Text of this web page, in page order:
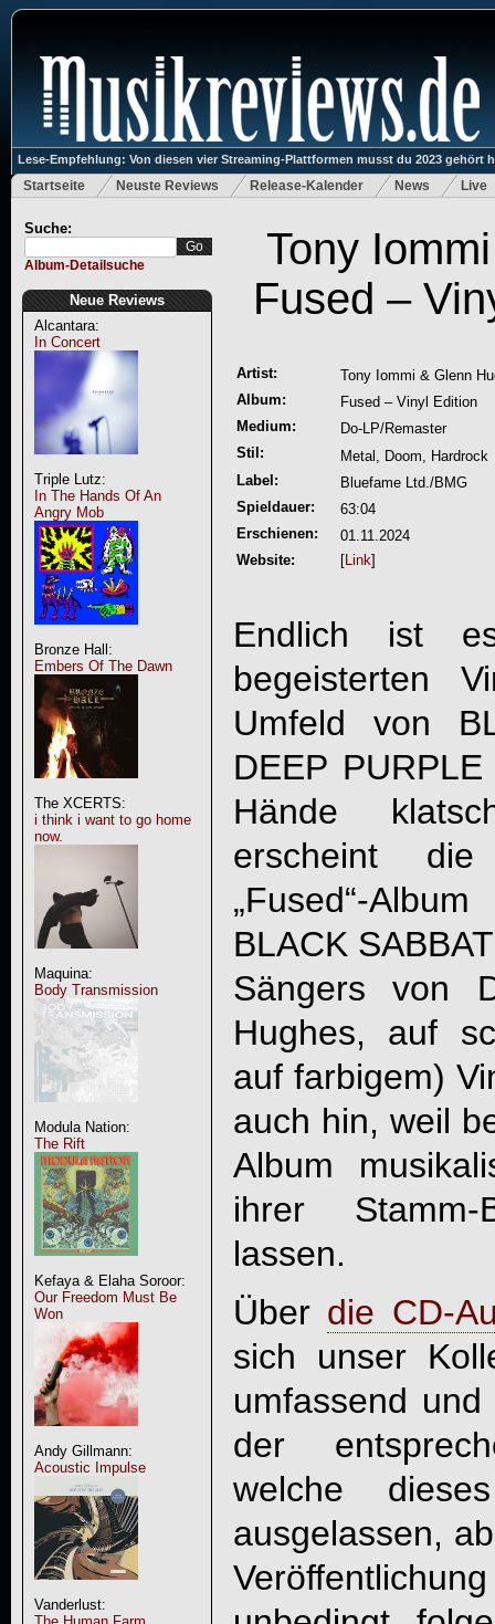
Lese-Empfehlung: Von diesen vier Streaming-Plattformen musst du 2023 gehört
Startseite Neuste Reviews Release-Kalender News Live
Suche:
Album-Detailsuche
Neue Reviews
Alcantara:
In Concert
Triple Lutz:
In The Hands Of An
Angry Mob
Bronze Hall:
Embers Of The Dawn
The XCERTS:
i think i want to go home
now.
Maquina:
Body Transmission
Modula Nation:
The Rift
Kefaya & Elaha Soroor:
Our Freedom Must Be
Won
Andy Gillmann:
Acoustic Impulse
Vanderlust:
Tony
Fused –
Artist:
Tony Iommi & Glenn
Album:
Fused – Vinyl Edition
Medium:
Do-LP/Remaster
Stil:
Metal, Doom, Hardrock
Label:
Bluefame Ltd./BMG
Spieldauer:
63:04
Erschienen:
01.11.2024
Website:
[Link]
Endlich ist
begeisterten
Umfeld von
DEEP
Hände
erscheint die
„Fused“-
BLACK
Sängers von
Hughes, auf
auf farbigem)
auch hin, weil
Album
ihrer Stamm-
lassen.
Über die CD-
sich unser
umfassend
der
welche
ausgelassen,